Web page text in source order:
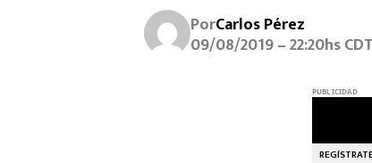
Chivas de Guadalajara Barcelona
PorCarlos Pérez
09/08/2019 – 22:20hs CDT